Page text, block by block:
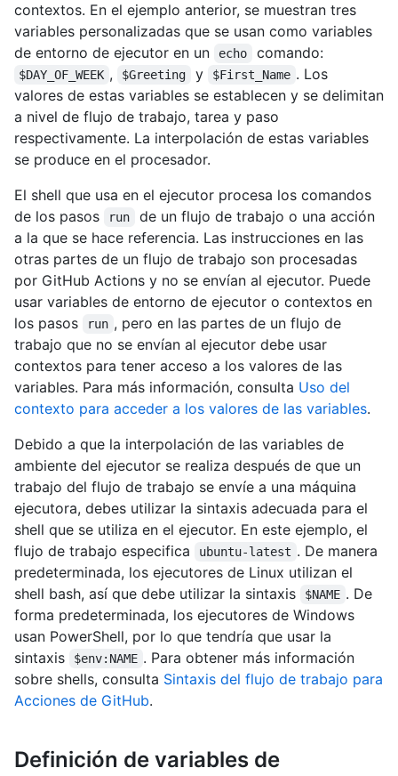
contextos. En el ejemplo anterior, se muestran tres
variables personalizadas que se usan como variables
de entorno de ejecutor en un
echo comando:
$DAY_OF_WEEK , $Greeting y $First_Name . Los
valores de estas variables se establecen y se delimitan
a nivel de flujo de trabajo, tarea y paso
respectivamente. La interpolación de estas variables
se produce en el procesador.
El shell que usa en el ejecutor procesa los comandos
de los pasos
run
de un flujo de trabajo o una acción
a la que se hace referencia. Las instrucciones en las
otras partes de un flujo de trabajo son procesadas
por GitHub Actions y no se envían al ejecutor. Puede
usar variables de entorno de ejecutor o contextos en
los pasos
run , pero en las partes de un flujo de
trabajo que no se envían al ejecutor debe usar
contextos para tener acceso a los valores de las
variables. Para más información, consulta Uso del
contexto para acceder a los valores de las variables.
Debido a que la interpolación de las variables de
ambiente del ejecutor se realiza después de que un
trabajo del flujo de trabajo se envíe a una máquina
ejecutora, debes utilizar la sintaxis adecuada para el
shell que se utiliza en el ejecutor. En este ejemplo, el
flujo de trabajo especifica
ubuntu-latest . De manera
predeterminada, los ejecutores de Linux utilizan el
shell bash, así que debe utilizar la sintaxis
$NAME . De
forma predeterminada, los ejecutores de Windows
usan PowerShell, por lo que tendría que usar la
sintaxis
$env:NAME . Para obtener más información
sobre shells, consulta Sintaxis del flujo de trabajo para
Acciones de GitHub.
Definición de variables de